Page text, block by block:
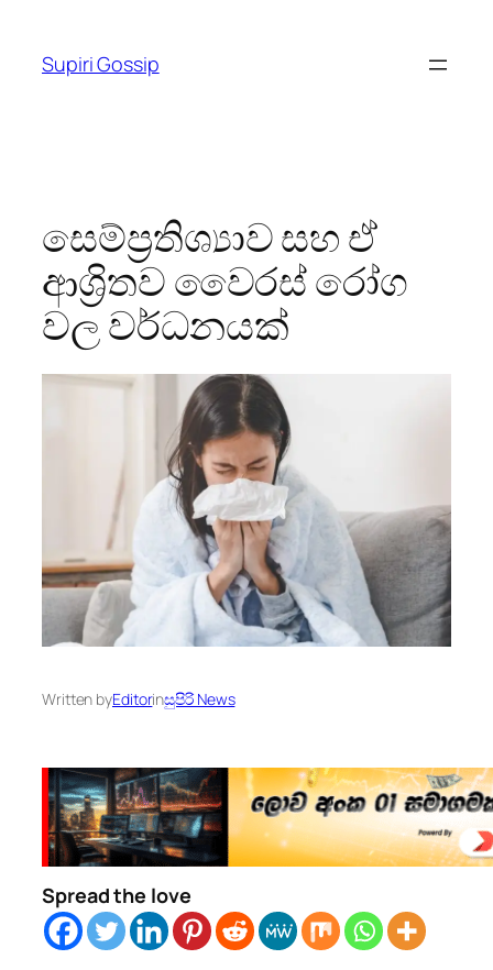
content
Supiri Gossip
සෙම්ප්‍රතිශ්‍යාව සහ ඒ
ආශ්‍රිතව වෛරස් රෝග
වල වර්ධනයක්
Written byEditorinසුපිරි News
Spread the love